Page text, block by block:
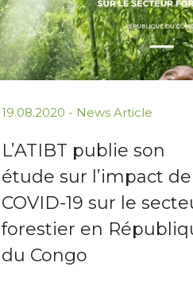
19.08.2020 - News Article
L’ATIBT publie son
étude sur l’impact
COVID-19 sur le
forestier en
du Congo